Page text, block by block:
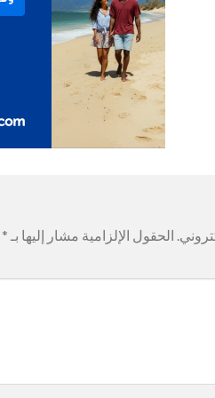
الحقول الإلزامية مشار إليها بـ *